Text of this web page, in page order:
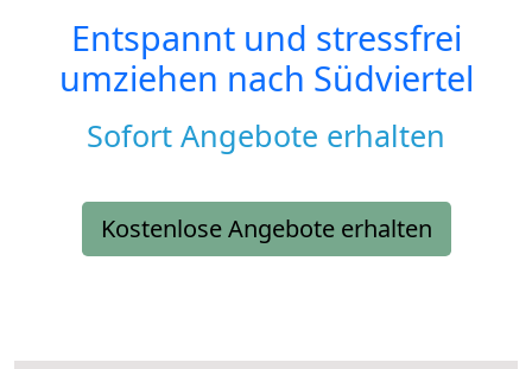
Entspannt und stressfrei
umziehen nach Südviertel
Sofort Angebote erhalten
Kostenlose Angebote erhalten